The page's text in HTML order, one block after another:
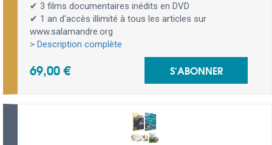
✔ 3 films documentaires inédits en DVD
✔ 1 an d'accès illimité à tous les articles sur
www.salamandre.org
> Description complète
69,00 € S'ABONNER